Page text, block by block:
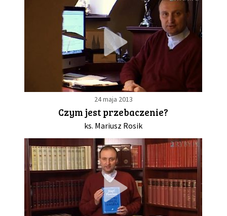
24 maja 2013
Czym jest przebaczenie?
ks. Mariusz Rosik